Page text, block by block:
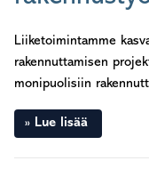
Liiketoimintamme
rakennuttamisen
monipuolisiin
Lue lisää